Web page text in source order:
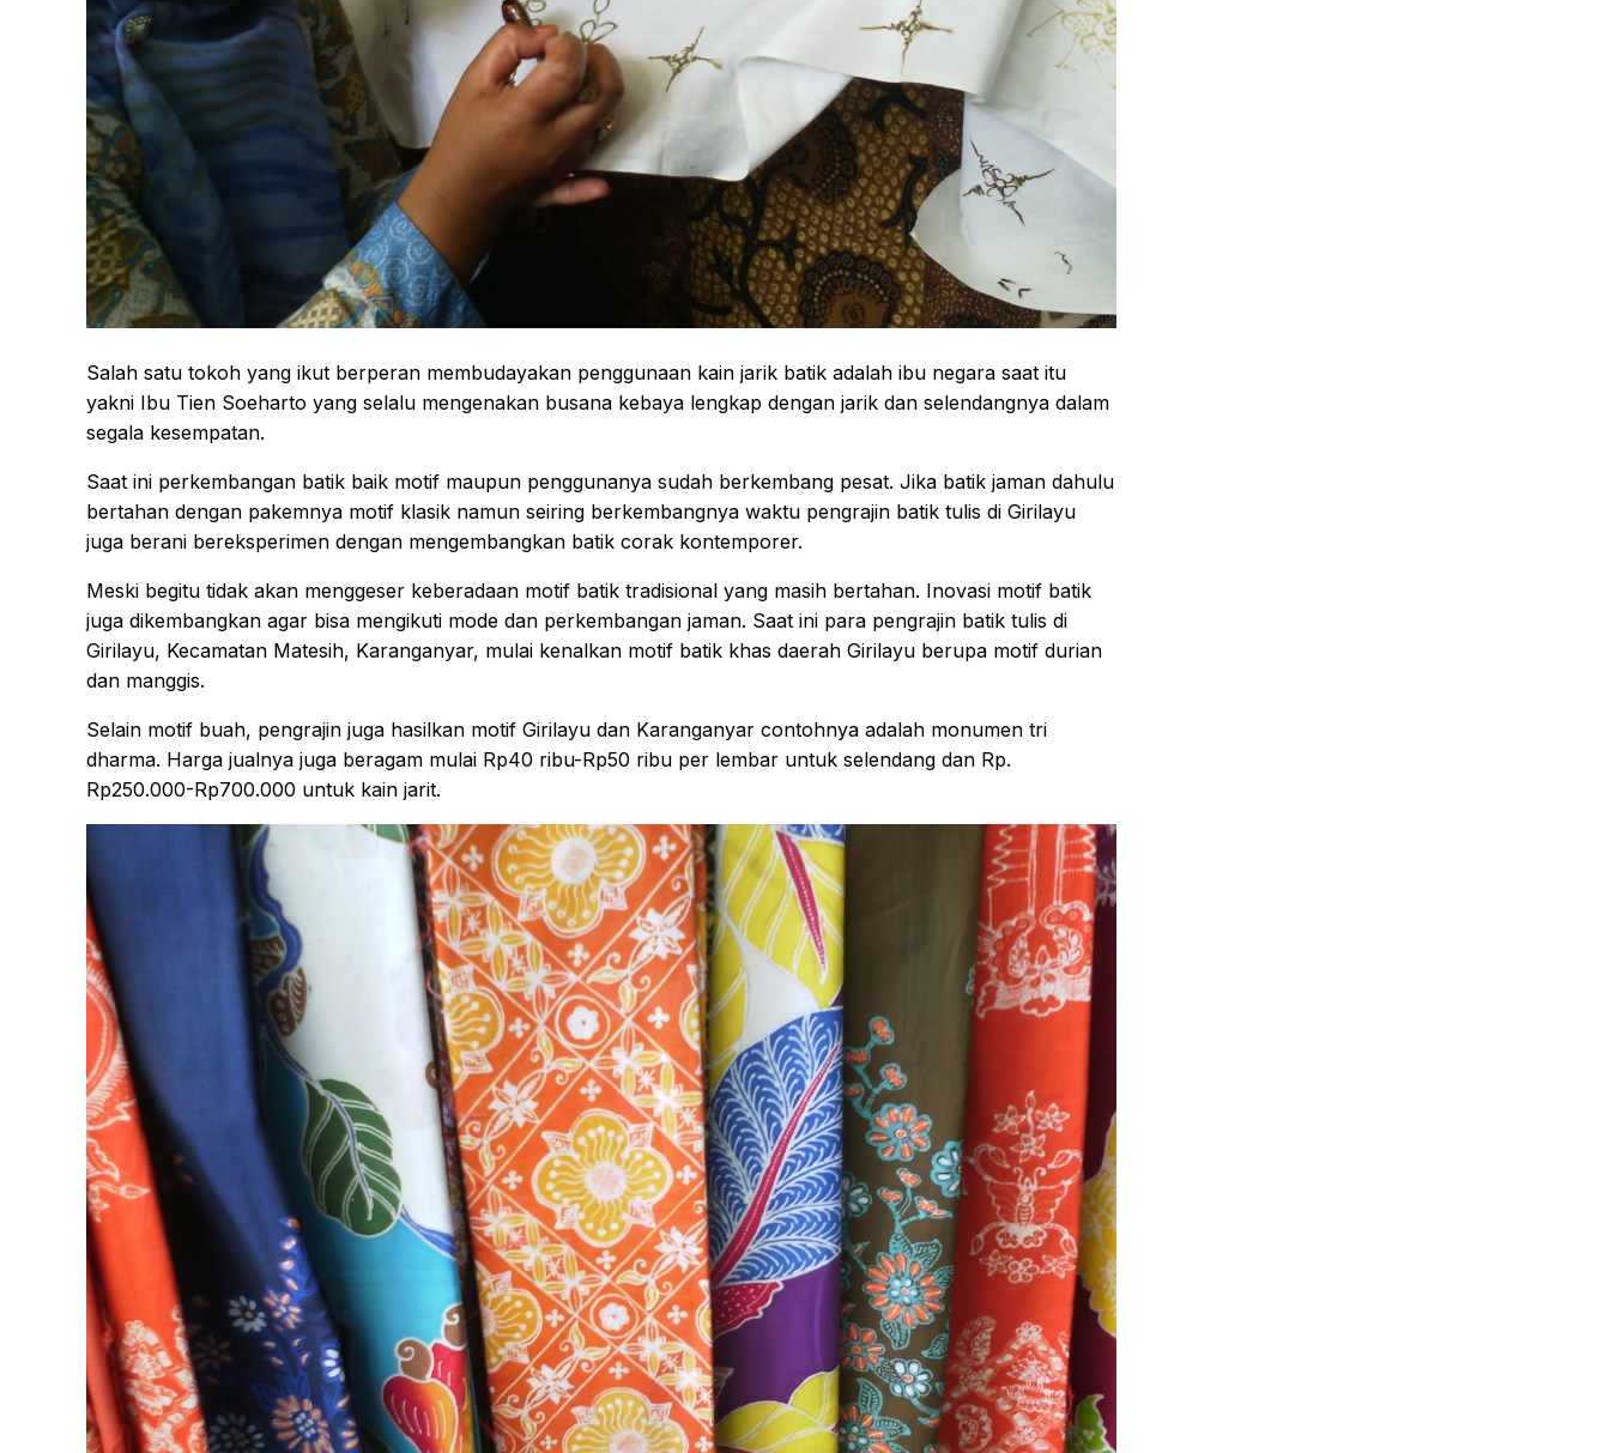
Salah satu tokoh yang ikut berperan membudayakan penggunaan kain jarik batik adalah ibu negara saat itu
yakni Ibu Tien Soeharto yang selalu mengenakan busana kebaya lengkap dengan jarik dan selendangnya dalam
segala kesempatan.
Saat ini perkembangan batik baik motif maupun penggunanya sudah berkembang pesat. Jika batik jaman dahulu
bertahan dengan pakemnya motif klasik namun seiring berkembangnya waktu pengrajin batik tulis di Girilayu
juga berani bereksperimen dengan mengembangkan batik corak kontemporer.
Meski begitu tidak akan menggeser keberadaan motif batik tradisional yang masih bertahan. Inovasi motif batik
juga dikembangkan agar bisa mengikuti mode dan perkembangan jaman. Saat ini para pengrajin batik tulis di
Girilayu, Kecamatan Matesih, Karanganyar, mulai kenalkan motif batik khas daerah Girilayu berupa motif durian
dan manggis.
Selain motif buah, pengrajin juga hasilkan motif Girilayu dan Karanganyar contohnya adalah monumen tri
dharma. Harga jualnya juga beragam mulai Rp40 ribu-Rp50 ribu per lembar untuk selendang dan Rp.
Rp250.000-Rp700.000 untuk kain jarit.